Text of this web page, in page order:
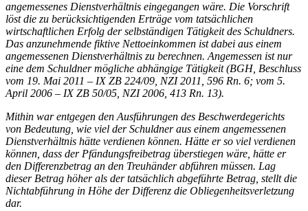
angemessenes Dienstverhältnis eingegangen wäre. Die Vorschrift
löst die zu berücksichtigenden Erträge vom tatsächlichen
wirtschaftlichen Erfolg der selbständigen Tätigkeit des Schuldners.
Das anzunehmende fiktive Nettoeinkommen ist dabei aus einem
angemessenen Dienstverhältnis zu berechnen. Angemessen ist nur
eine dem Schuldner mögliche abhängige Tätigkeit (BGH, Beschluss
vom 19. Mai 2011 – IX ZB 224/09, NZI2011, 596 Rn. 6; vom 5.
April 2006 – IX ZB 50/05, NZI2006, 413 Rn. 13).
Mithin war entgegen den Ausführungen des Beschwerdegerichts
von Bedeutung, wie viel der Schuldner aus einem angemessenen
Dienstverhältnis hätte verdienen können. Hätte er so viel verdienen
können, dass der Pfändungsfreibetrag überstiegen wäre, hätte er
den Differenzbetrag an den Treuhänder abführen müssen. Lag
dieser Betrag höher als der tatsächlich abgeführte Betrag, stellt die
Nichtabführung in Höhe der Differenz die Obliegenheitsverletzung
dar.